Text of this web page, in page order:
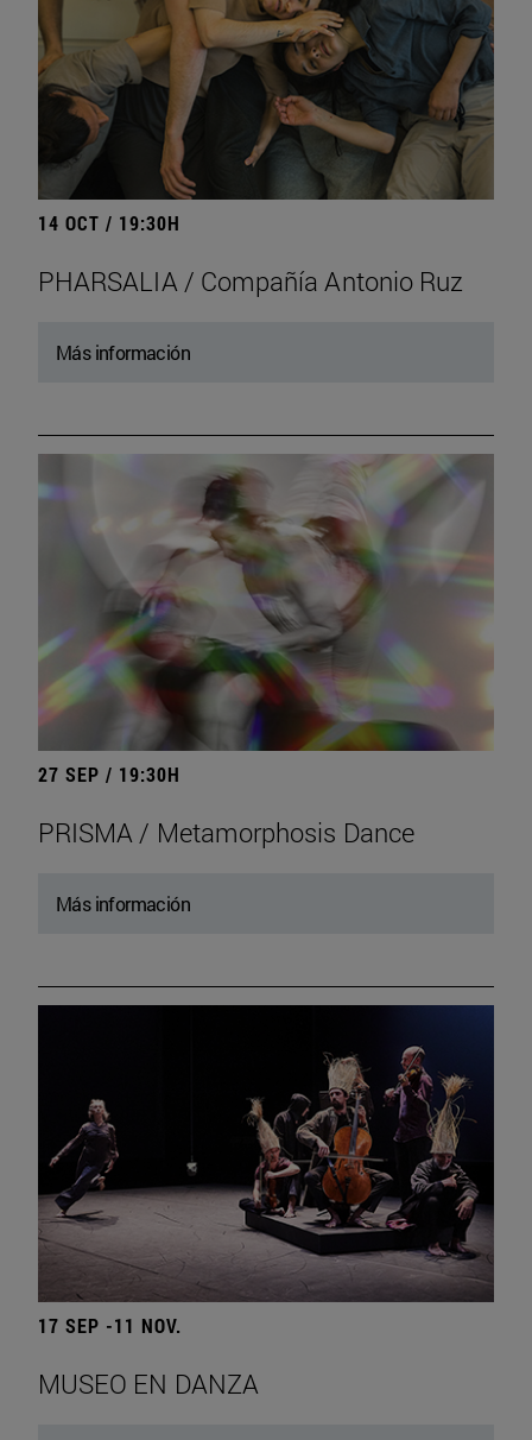
14 OCT / 19:30H
PHARSALIA / Compañía Antonio Ruz
Más información
27 SEP / 19:30H
PRISMA / Metamorphosis Dance
Más información
17 SEP -11 NOV.
MUSEO EN DANZA